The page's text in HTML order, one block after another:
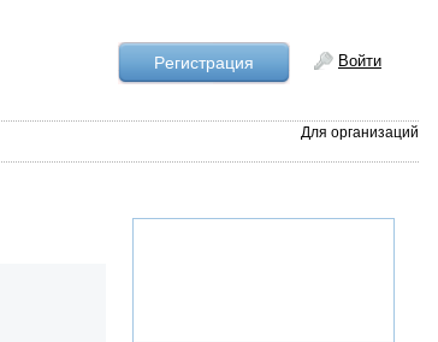
Рeгистрация Войти
Для организаций